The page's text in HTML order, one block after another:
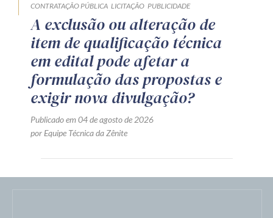
CONTRATAÇÃO PÚBLICA LICITAÇÃO PUBLICIDADE
A exclusão ou alteração de
item de qualificação técnica
em edital pode afetar a
formulação das propostas e
exigir nova divulgação?
Publicado em 04 de agosto de 2026
por Equipe Técnica da Zênite